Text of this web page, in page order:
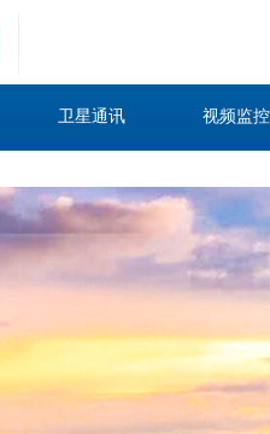
卫星通讯 视频监控